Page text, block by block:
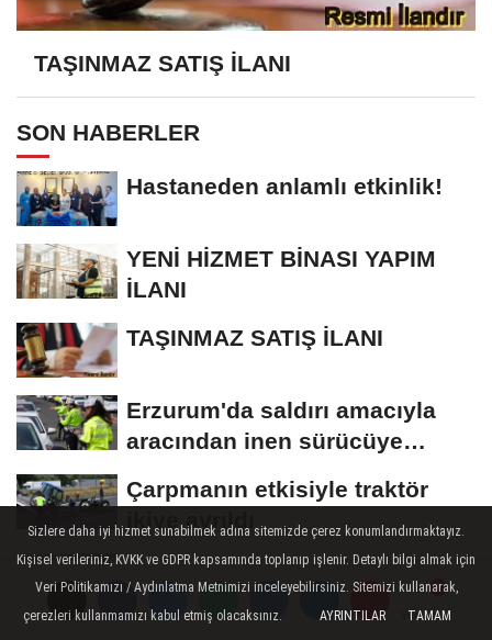
Yorumlar
Yorumlar
TAŞINMAZ SATIŞ İLANI
SON HABERLER
Hastaneden anlamlı etkinlik!
YENİ HİZMET BİNASI YAPIM
İLANI
TAŞINMAZ SATIŞ İLANI
Erzurum'da saldırı amacıyla
aracından inen sürücüye
Çarpmanın etkisiyle traktör
ikiye ayrıldı
1461 Trabzon yine Erzurum’u
seçti
Sizlere daha iyi hizmet sunabilmek adına sitemizde çerez konumlandırmaktayız.
Kişisel verileriniz, KVKK ve GDPR kapsamında toplanıp işlenir. Detaylı bilgi almak için
Veri Politikamızı / Aydınlatma Metnimizi inceleyebilirsiniz. Sitemizi kullanarak,
çerezleri kullanmamızı kabul etmiş olacaksınız.
AYRINTILAR TAMAM